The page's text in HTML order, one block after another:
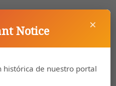
×
Notice
histórica de nuestro portal